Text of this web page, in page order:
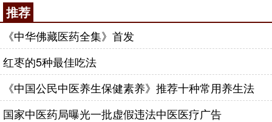
推荐
《中华佛藏医药全集》首发
红枣的5种最佳吃法
《中国公民中医养生保健素养》推荐十种常用养生法
国家中医药局曝光一批虚假违法中医医疗广告